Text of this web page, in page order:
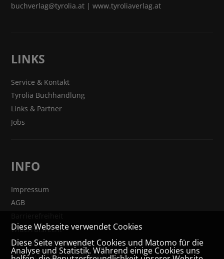
buchverlag@tyrolia.at |www.tyroliaverlag.at
LINKS
Service & Kontakt
Tyrolia Buchhandlung
Links & Partner
Jobs
INFO
Impressum
AGB
Widerrufsrecht
VERTRAG WIDERRUFEN
Datenschutz- und Cookieerklärung
Diese Webseite verwendet Cookies
Diese Seite verwendet Cookies und Matomo für die
Analyse und Statistik. Während einige Cookies uns